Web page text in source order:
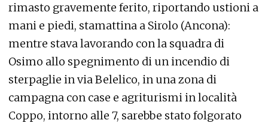
rimasto gravemente ferito, riportando ustioni a
mani e piedi, stamattina a Sirolo (Ancona):
mentre stava lavorando con la squadra di
Osimo allo spegnimento di un incendio di
sterpaglie in via Belelico, in una zona di
campagna con case e agriturismi in località
Coppo, intorno alle 7, sarebbe stato folgorato